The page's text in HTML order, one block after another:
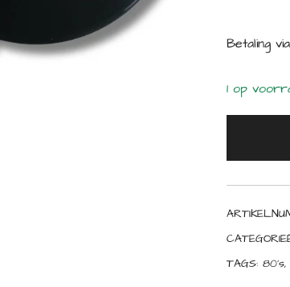
Betaling via
1 op
TAGS: 80's,